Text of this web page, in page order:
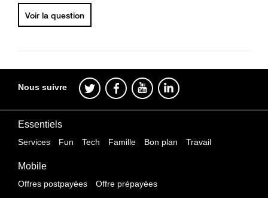
Voir la question
Nous suivre
Essentiels
Services Fun Tech Famille Bon plan Travail
Mobile
Offres postpayées Offre prépayées